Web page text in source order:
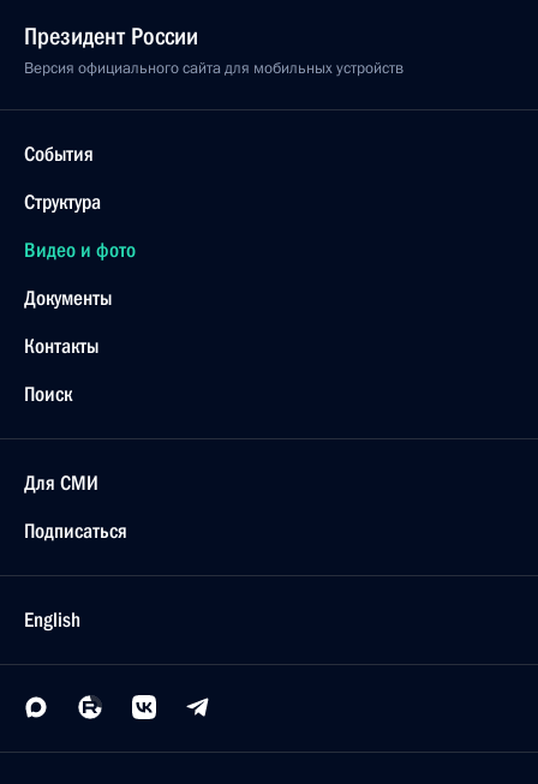
Президент России
Версия официального сайта для мобильных устройств
События
Структура
Видео и фото
Документы
Контакты
Поиск
Для СМИ
Подписаться
English